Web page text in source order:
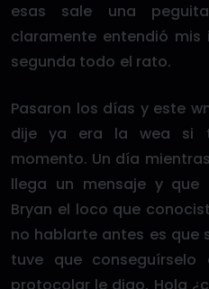
esas sale una
claramente entendió
segunda todo el rato.
Pasaron los días y este
dije ya era la wea si
momento. Un día
llega un mensaje y que
Bryan el loco que
no hablarte antes es que
tuve que